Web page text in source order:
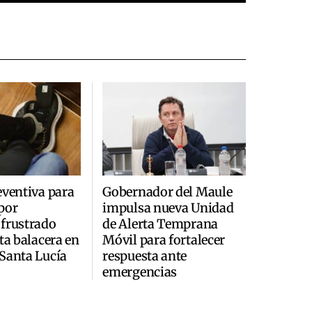
para
balacera en
Lucía
Gobernador del Maule
impulsa nueva Unidad
de Alerta Temprana
Móvil para fortalecer
respuesta ante
emergencias